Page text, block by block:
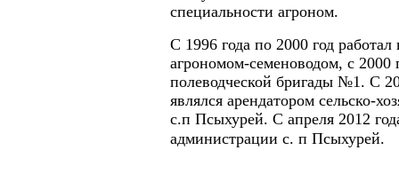
специальности агроном.
С 1996 года по 2000 год
агрономом-семеноводом, с 2000
полеводческой бригады №1. С
являлся арендатором сельско-
с.п Псыхурей. С апреля 2012
администрации с. п Псыхурей.